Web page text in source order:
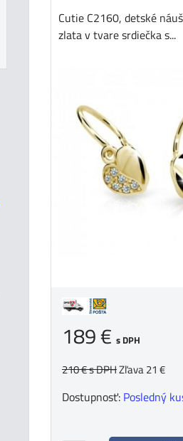
Cutie C2160, detské
zlata v tvare srdiečka s...
189 € s DPH
210 €s DPHZľava 21 €
Dostupnosť: Posledný